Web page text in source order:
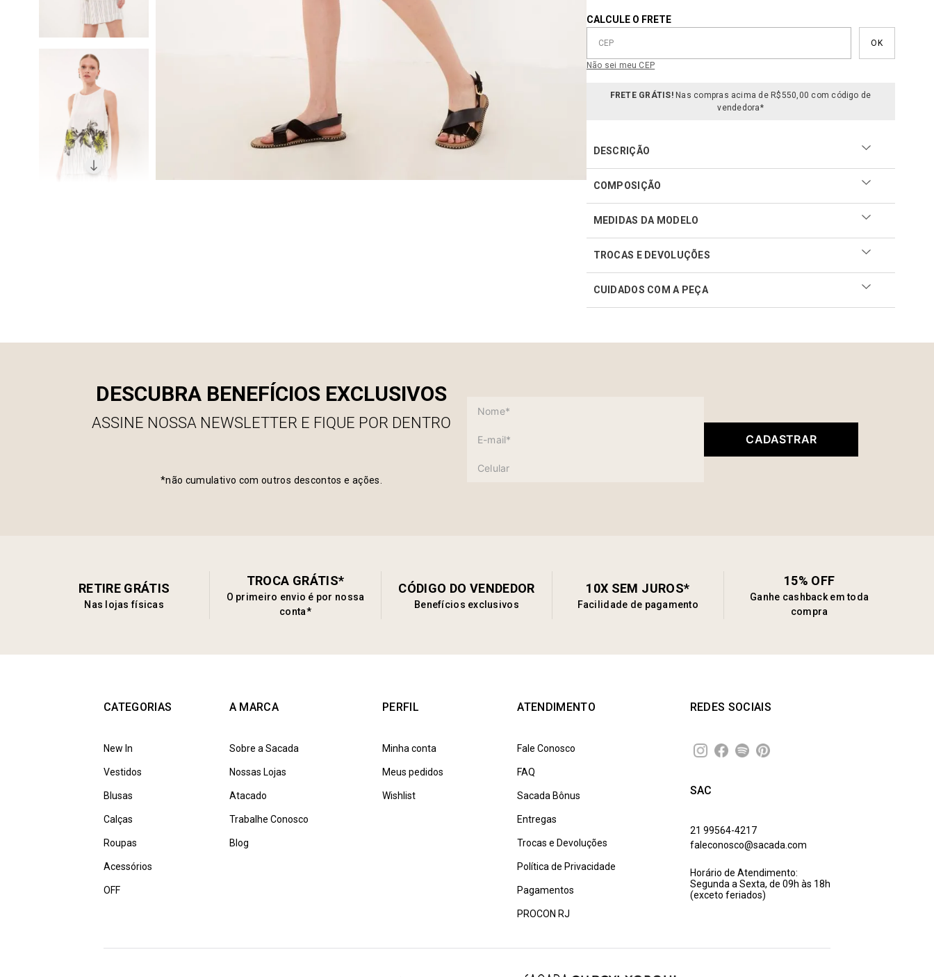
CALCULE O FRETE
Não sei meu CEP
FRETE GRÁTIS!Nas compras acima de R$550,00 com código de
vendedora*
DESCRIÇÃO
COMPOSIÇÃO
MEDIDAS DA MODELO
TROCAS E DEVOLUÇÕES
Realizar sua troca ou devolução é fácil. Confira maiores
informações nolink
CUIDADOS COM A PEÇA
DESCUBRA BENEFÍCIOS EXCLUSIVOS
ASSINE NOSSA NEWSLETTER E FIQUE POR DENTRO
*não cumulativo com outros descontos e ações.
CADASTRAR
RETIRE GRÁTIS
Nas lojas físicas
TROCA GRÁTIS*
O primeiro envio é por nossa
conta*
CÓDIGO DO VENDEDOR
Benefícios exclusivos
10X SEM JUROS*
Facilidade de pagamento
15% OFF
Ganhe cashback em toda
compra
CATEGORIAS
New In
Vestidos
Blusas
Calças
Roupas
Acessórios
OFF
A MARCA
Sobre a Sacada
Nossas Lojas
Atacado
Trabalhe Conosco
Blog
PERFIL
Minha conta
Meus pedidos
Wishlist
ATENDIMENTO
Fale Conosco
FAQ
Sacada Bônus
Entregas
Trocas e Devoluções
Política de Privacidade
Pagamentos
PROCON RJ
REDES SOCIAIS
SAC
21 99564-4217
faleconosco@sacada.com
Horário de Atendimento:
Segunda a Sexta, de 09h às 18h
(exceto feriados)